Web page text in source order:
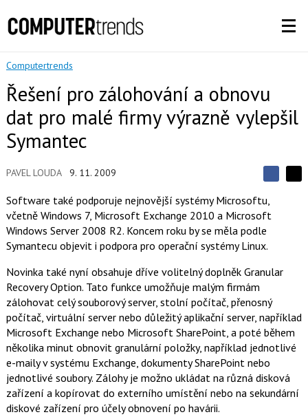
Computertrends
Řešení pro zálohování a obnovu
dat pro malé firmy výrazně vylepšil
Symantec
PAVEL LOUDA 9. 11. 2009
S
d
í
l
e
t
S
a
a
c
e
b
o
o
i
X
Software také podporuje nejnovější systémy Microsoftu,
včetně Windows 7, Microsoft Exchange 2010 a Microsoft
Windows Server 2008 R2. Koncem roku by se měla podle
Symantecu objevit i podpora pro operační systémy Linux.
Novinka také nyní obsahuje dříve volitelný doplněk Granular
Recovery Option. Tato funkce umožňuje malým firmám
zálohovat celý souborový server, stolní počítač, přenosný
počítač, virtuální server nebo důležitý aplikační server, například
Microsoft Exchange nebo Microsoft SharePoint, a poté během
několika minut obnovit granulární položky, například jednotlivé
e-maily v systému Exchange, dokumenty SharePoint nebo
jednotlivé soubory. Zálohy je možno ukládat na různá disková
zařízení a kopírovat do externího umístění nebo na sekundární
diskové zařízení pro účely obnovení po havárii.